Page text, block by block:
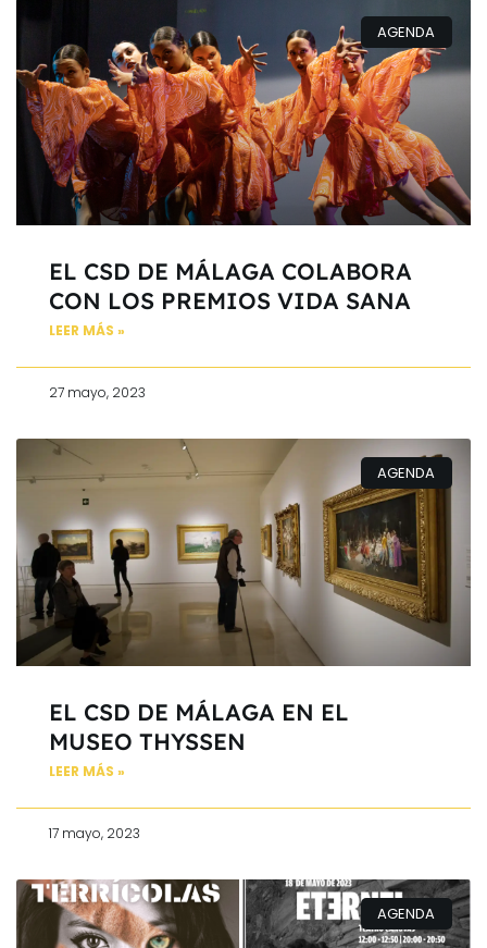
AGENDA
EL CSD DE MÁLAGA COLABORA
CON LOS PREMIOS VIDA SANA
LEER MÁS »
27 mayo, 2023
AGENDA
EL CSD DE MÁLAGA EN EL
MUSEO THYSSEN
LEER MÁS »
17 mayo, 2023
AGENDA